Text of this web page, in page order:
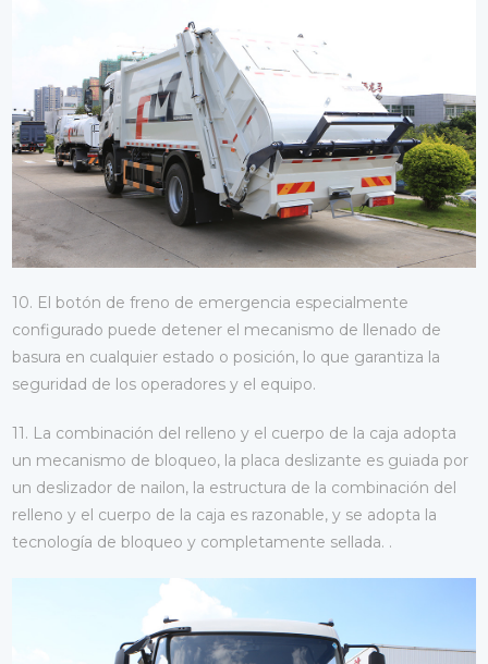
10. El botón de freno de emergencia especialmente
configurado puede detener el mecanismo de llenado de
basura en cualquier estado o posición, lo que garantiza la
seguridad de los operadores y el equipo.
11. La combinación del relleno y el cuerpo de la caja adopta
un mecanismo de bloqueo, la placa deslizante es guiada por
un deslizador de nailon, la estructura de la combinación del
relleno y el cuerpo de la caja es razonable, y se adopta la
tecnología de bloqueo y completamente sellada. .